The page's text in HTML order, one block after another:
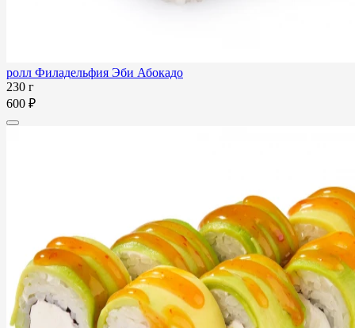
ролл Филадельфия Эби Абокадо
230 г
600 ₽